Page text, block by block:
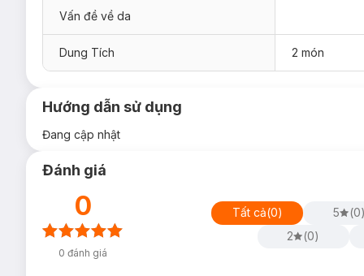
Vấn đề về da
Dung Tích 2 món
Hướng dẫn sử dụng
Đang cập nhật
Đánh giá
0
0 đánh giá
Tất cả(0) 5 (0
2
(0)